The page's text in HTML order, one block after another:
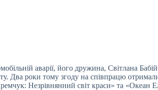
аварії, його дружина, Світлана
Два роки тому згоду на співпрацю
Незрівнянний світ краси» та «Океан